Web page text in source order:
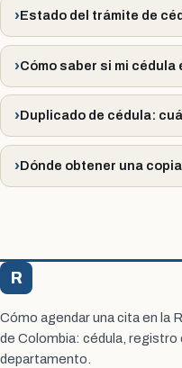
Estado del trámite de
Cómo saber si mi
Duplicado de cédula:
Dónde obtener una
R
Cómo agendar una cita en la
de Colombia: cédula, registro
departamento.